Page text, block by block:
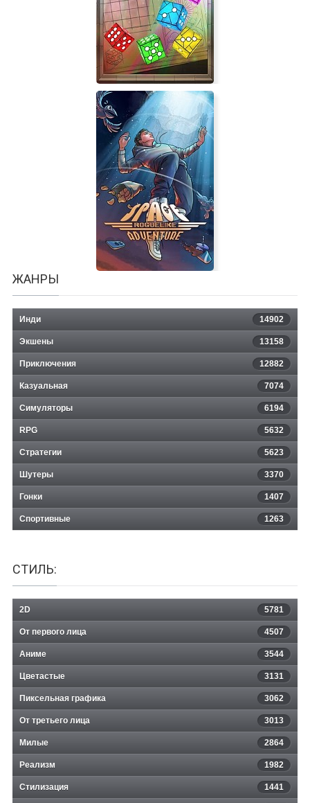
Toonstruck
Sagrada
Space Roguelike Adventure
ЖАНРЫ
Инди 14902
Экшены 13158
Приключения 12882
Казуальная 7074
Симуляторы 6194
RPG 5632
Стратегии 5623
Шутеры 3370
Гонки 1407
Спортивные 1263
СТИЛЬ:
2D 5781
От первого лица 4507
Аниме 3544
Цветастые 3131
Пиксельная графика 3062
От третьего лица 3013
Милые 2864
Реализм 1982
Стилизация 1441